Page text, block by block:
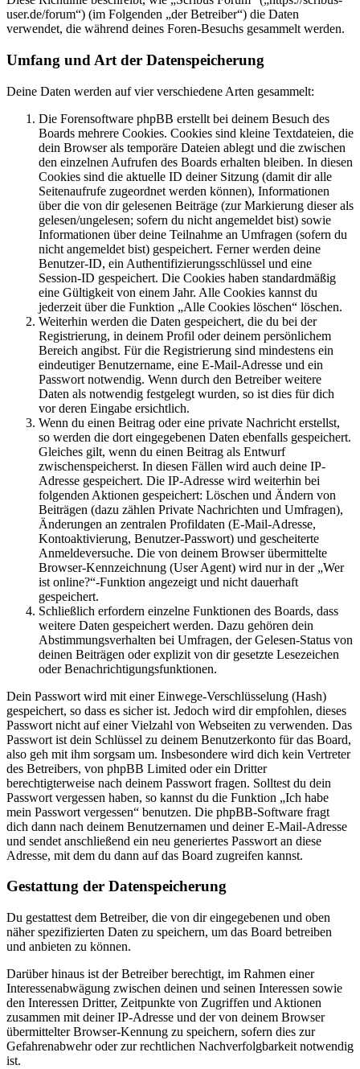
user.de/forum“) (im Folgenden „der Betreiber“) die Daten
verwendet, die während deines Foren-Besuchs gesammelt werden.
Umfang und Art der Datenspeicherung
Deine Daten werden auf vier verschiedene Arten gesammelt:
Die Forensoftware phpBB erstellt bei deinem Besuch des
Boards mehrere Cookies. Cookies sind kleine Textdateien, die
dein Browser als temporäre Dateien ablegt und die zwischen
den einzelnen Aufrufen des Boards erhalten bleiben. In diesen
Cookies sind die aktuelle ID deiner Sitzung (damit dir alle
Seitenaufrufe zugeordnet werden können), Informationen
über die von dir gelesenen Beiträge (zur Markierung dieser als
gelesen/ungelesen; sofern du nicht angemeldet bist) sowie
Informationen über deine Teilnahme an Umfragen (sofern du
nicht angemeldet bist) gespeichert. Ferner werden deine
Benutzer-ID, ein Authentifizierungsschlüssel und eine
Session-ID gespeichert. Die Cookies haben standardmäßig
eine Gültigkeit von einem Jahr. Alle Cookies kannst du
jederzeit über die Funktion „Alle Cookies löschen“ löschen.
Weiterhin werden die Daten gespeichert, die du bei der
Registrierung, in deinem Profil oder deinem persönlichem
Bereich angibst. Für die Registrierung sind mindestens ein
eindeutiger Benutzername, eine E-Mail-Adresse und ein
Passwort notwendig. Wenn durch den Betreiber weitere
Daten als notwendig festgelegt wurden, so ist dies für dich
vor deren Eingabe ersichtlich.
Wenn du einen Beitrag oder eine private Nachricht erstellst,
so werden die dort eingegebenen Daten ebenfalls gespeichert.
Gleiches gilt, wenn du einen Beitrag als Entwurf
zwischenspeicherst. In diesen Fällen wird auch deine IP-
Adresse gespeichert. Die IP-Adresse wird weiterhin bei
folgenden Aktionen gespeichert: Löschen und Ändern von
Beiträgen (dazu zählen Private Nachrichten und Umfragen),
Änderungen an zentralen Profildaten (E-Mail-Adresse,
Kontoaktivierung, Benutzer-Passwort) und gescheiterte
Anmeldeversuche. Die von deinem Browser übermittelte
Browser-Kennzeichnung (User Agent) wird nur in der „Wer
ist online?“-Funktion angezeigt und nicht dauerhaft
gespeichert.
Schließlich erfordern einzelne Funktionen des Boards, dass
weitere Daten gespeichert werden. Dazu gehören dein
Abstimmungsverhalten bei Umfragen, der Gelesen-Status von
deinen Beiträgen oder explizit von dir gesetzte Lesezeichen
oder Benachrichtigungsfunktionen.
Dein Passwort wird mit einer Einwege-Verschlüsselung (Hash)
gespeichert, so dass es sicher ist. Jedoch wird dir empfohlen, dieses
Passwort nicht auf einer Vielzahl von Webseiten zu verwenden. Das
Passwort ist dein Schlüssel zu deinem Benutzerkonto für das Board,
also geh mit ihm sorgsam um. Insbesondere wird dich kein Vertreter
des Betreibers, von phpBB Limited oder ein Dritter
berechtigterweise nach deinem Passwort fragen. Solltest du dein
Passwort vergessen haben, so kannst du die Funktion „Ich habe
mein Passwort vergessen“ benutzen. Die phpBB-Software fragt
dich dann nach deinem Benutzernamen und deiner E-Mail-Adresse
und sendet anschließend ein neu generiertes Passwort an diese
Adresse, mit dem du dann auf das Board zugreifen kannst.
Gestattung der Datenspeicherung
Du gestattest dem Betreiber, die von dir eingegebenen und oben
näher spezifizierten Daten zu speichern, um das Board betreiben
und anbieten zu können.
Darüber hinaus ist der Betreiber berechtigt, im Rahmen einer
Interessenabwägung zwischen deinen und seinen Interessen sowie
den Interessen Dritter, Zeitpunkte von Zugriffen und Aktionen
zusammen mit deiner IP-Adresse und der von deinem Browser
übermittelter Browser-Kennung zu speichern, sofern dies zur
Gefahrenabwehr oder zur rechtlichen Nachverfolgbarkeit notwendig
ist.